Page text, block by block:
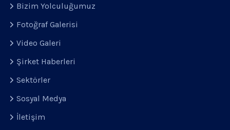
Bizim Yolculuğumuz
Fotoğraf Galerisi
Video Galeri
Şirket Haberleri
Sektörler
Sosyal Medya
İletişim